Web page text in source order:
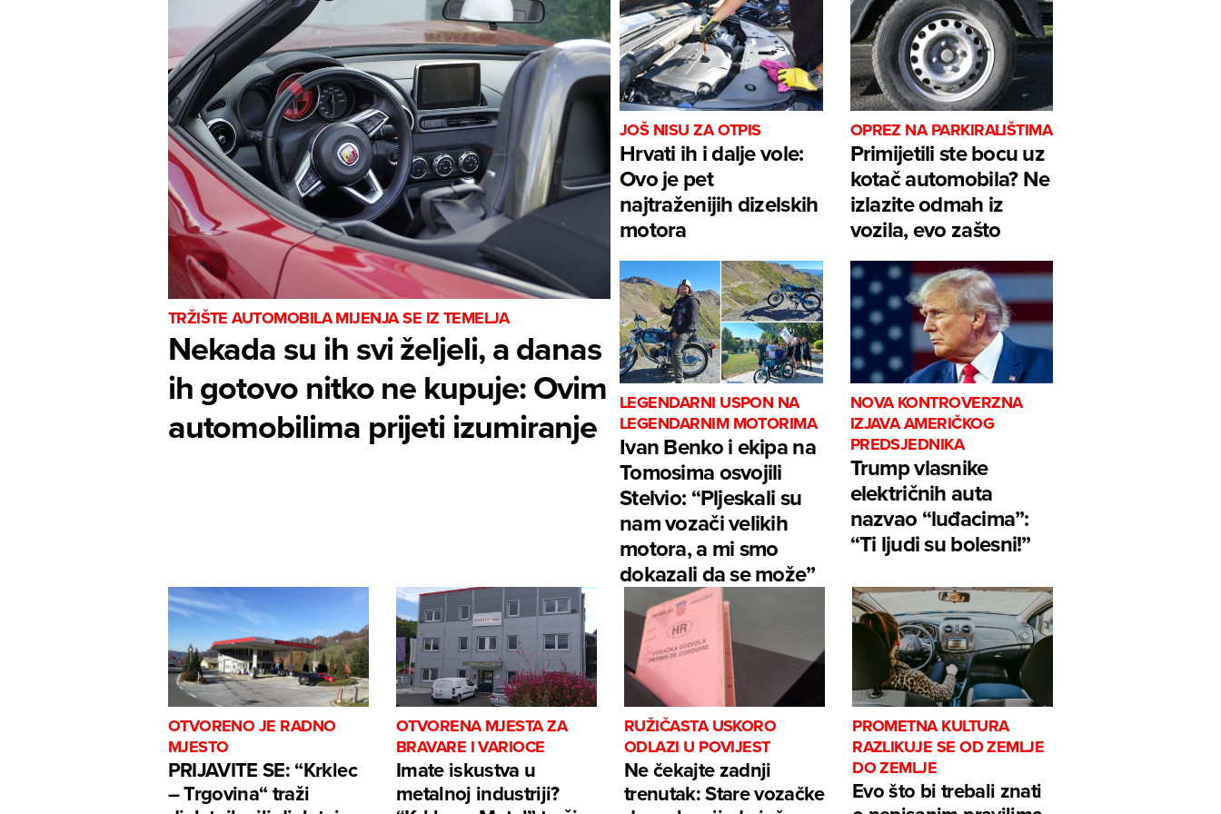
TRŽIŠTE AUTOMOBILA MIJENJA SE IZ TEMELJA
Nekada su ih svi željeli, a danas
ih gotovo nitko ne kupuje: Ovim
automobilima prijeti izumiranje
JOŠ NISU ZA OTPIS
Hrvati ih i dalje vole:
Ovo je pet
najtraženijih dizelskih
motora
OPREZ NA PARKIRALIŠTIMA
Primijetili ste bocu uz
kotač automobila? Ne
izlazite odmah iz
vozila, evo zašto
LEGENDARNI USPON NA
LEGENDARNIM MOTORIMA
Ivan Benko i ekipa na
Tomosima osvojili
Stelvio: “Pljeskali su
nam vozači velikih
motora, a mi smo
dokazali da se može”
NOVA KONTROVERZNA
IZJAVA AMERIČKOG
PREDSJEDNIKA
Trump vlasnike
električnih auta
nazvao “luđacima”:
“Ti ljudi su bolesni!”
OTVORENO JE RADNO
MJESTO
PRIJAVITE SE: “Krklec
– Trgovina“ traži
OTVORENA MJESTA ZA
BRAVARE I VARIOCE
Imate iskustva u
metalnoj industriji?
RUŽIČASTA USKORO
ODLAZI U POVIJEST
Ne čekajte zadnji
trenutak: Stare vozačke
PROMETNA KULTURA
RAZLIKUJE SE OD ZEMLJE
DO ZEMLJE
Evo što bi trebali znati